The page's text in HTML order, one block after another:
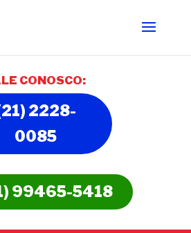
CONOSCO:
2228-
0085
99465-5418